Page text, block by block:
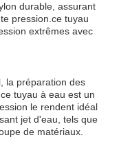
durable, assurant
pression.ce tuyau
extrêmes avec
la préparation des
tuyau à eau est un
le rendent idéal
jet d'eau, tels que
de matériaux.